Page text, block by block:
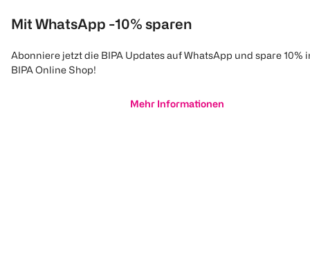
Mit WhatsApp -10% sparen
Abonniere jetzt die BIPA Updates auf WhatsApp und spare 10%
BIPA Online Shop!
Mehr Informationen